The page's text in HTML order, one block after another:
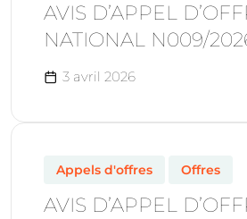
AVIS D’APPEL
NATIONAL N009/
3 avril 2026
Appels d'offres Offres
AVIS D’APPEL